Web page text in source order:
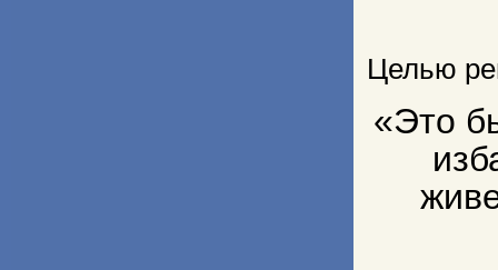
Целью
«Это